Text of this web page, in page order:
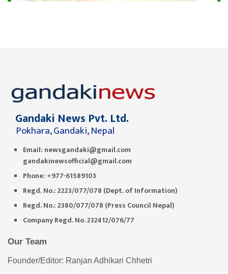
Gandaki News Pvt. Ltd.
Pokhara, Gandaki, Nepal
Email: newsgandaki@gmail.com
gandakinewsofficial@gmail.com
Phone: +977-61589103
Regd. No.: 2223/077/078 (Dept. of Information)
Regd. No.: 2380/077/078 (Press Council Nepal)
Company Regd. No. 232412/076/77
Our Team
Founder/Editor: Ranjan Adhikari Chhetri